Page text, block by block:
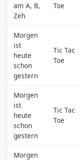
am A, B,
Zeh
Toe
Morgen
ist
heute
schon
gestern
Tic Tac
Toe
Morgen
ist
heute
schon
gestern
Tic Tac
Toe
Morgen